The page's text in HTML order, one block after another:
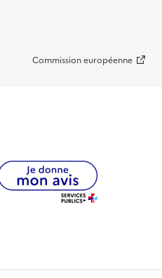
Commission européenne